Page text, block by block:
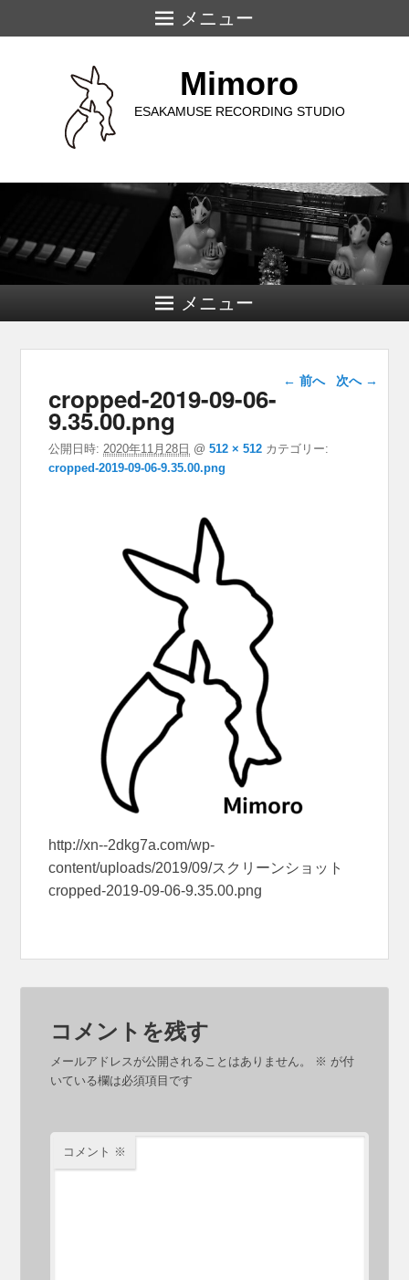
メニュー
Mimoro
ESAKAMUSE RECORDING STUDIO
メニュー
画像ナビゲー
ション
← 前へ 次へ →
cropped-2019-09-06-
9.35.00.png
公開日時: 2020年11月28日 @512 × 512 カテゴリー:
cropped-2019-09-06-9.35.00.png
http://xn--2dkg7a.com/wp-
content/uploads/2019/09/スクリーンショット
cropped-2019-09-06-9.35.00.png
コメントを残す
メールアドレスが公開されることはありません。 ※ が付
いている欄は必須項目です
コメント ※